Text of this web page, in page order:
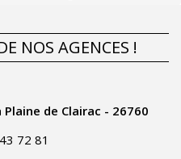
NOS AGENCES !
de Clairac - 26760
72 81